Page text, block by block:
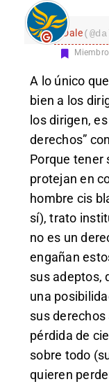
Dale
A lo único
bien a los
los dirigen,
derechos”
Porque tener
protejan en
hombre cis
sí), trato
no es un
engañan
sus adeptos,
una
sus
pérdida de
sobre todo
quieren